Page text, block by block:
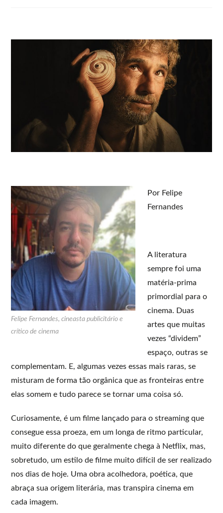
Felipe Fernandes, cineasta publicitário e
crítico de cinema
Por Felipe
Fernandes
A literatura
sempre foi uma
matéria-prima
primordial para o
cinema. Duas
artes que muitas
vezes “dividem”
espaço, outras se
complementam. E, algumas vezes essas mais raras, se
misturam de forma tão orgânica que as fronteiras entre
elas somem e tudo parece se tornar uma coisa só.
Curiosamente, é um filme lançado para o streaming que
consegue essa proeza, em um longa de ritmo particular,
muito diferente do que geralmente chega à Netflix, mas,
sobretudo, um estilo de filme muito difícil de ser realizado
nos dias de hoje. Uma obra acolhedora, poética, que
abraça sua origem literária, mas transpira cinema em
cada imagem.